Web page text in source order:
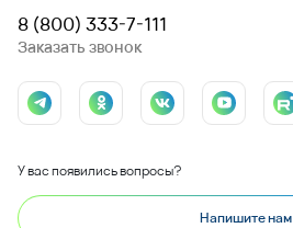
8 (800) 333-7-111
Заказать звонок
У вас появились вопросы?
Напишите нам